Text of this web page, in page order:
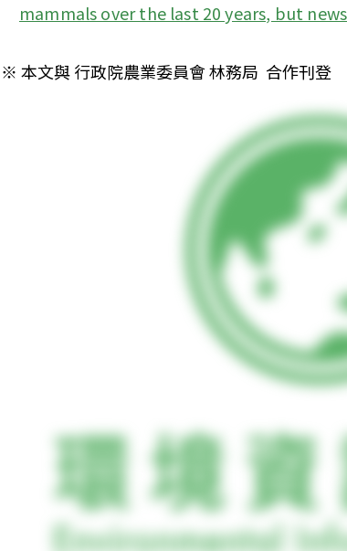
mammals over the last 20 years, but
※ 本文與 行政院農業委員會 林務局  合作刊登